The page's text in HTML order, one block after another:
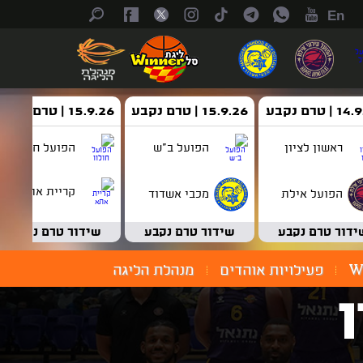
En
טרם נקבע
ראשון לציון
הפועל אילת
טרם נקבע
15.9.26 | טרם נקבע
הפועל ב"ש
מכבי אשדוד
שידור טרם נקבע
15.9.26 | טרם נקבע
הפועל חולון
קריית אתא
שידור טרם נקבע
פעילויות אוהדים מנהלת הליגה